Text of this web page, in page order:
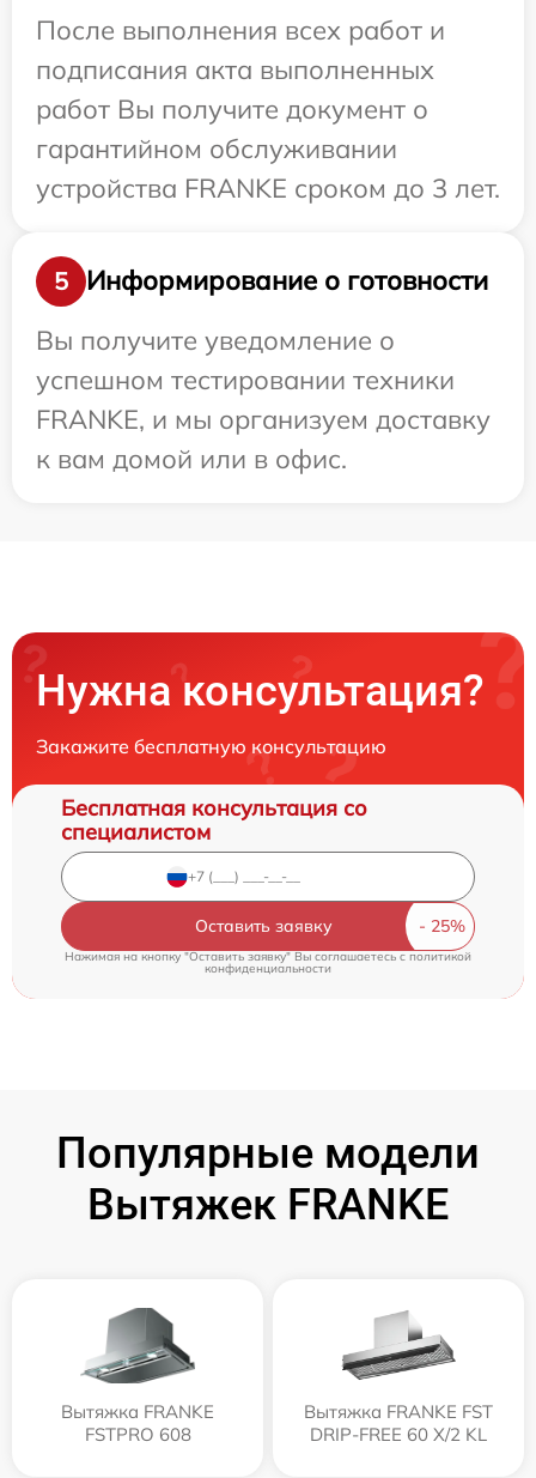
После выполнения всех работ и
подписания акта выполненных
работ Вы получите документ о
гарантийном обслуживании
устройства FRANKE сроком до 3 лет.
5
Информирование о готовности
Вы получите уведомление о
успешном тестировании техники
FRANKE, и мы организуем доставку
к вам домой или в офис.
Нужна консультация?
Закажите бесплатную консультацию
Бесплатная консультация со
специалистом
Оставить заявку
Нажимая на кнопку "Оставить заявку" Вы соглашаетесь cполитикой
конфиденциальности
Популярные модели
Вытяжек FRANKE
Вытяжка FRANKE
FSTPRO 608
Вытяжка FRANKE FST
DRIP-FREE 60 X/2 KL